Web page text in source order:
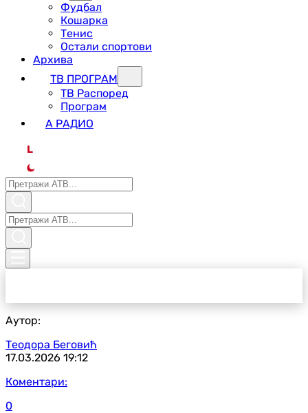
Фудбал
Кошарка
Тенис
Остали спортови
Архива
ТВ ПРОГРАМ
ТВ Распоред
Програм
А РАДИО
L
Аутор:
Теодора Беговић
17.03.2026 19:12
Коментари:
0